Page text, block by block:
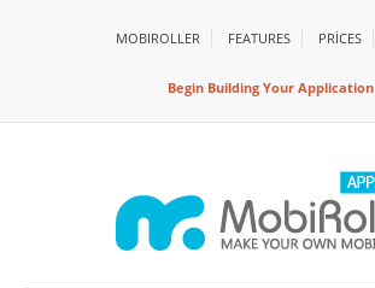
MOBIROLLER FEATURES PRİCES
Begin Building Your Application